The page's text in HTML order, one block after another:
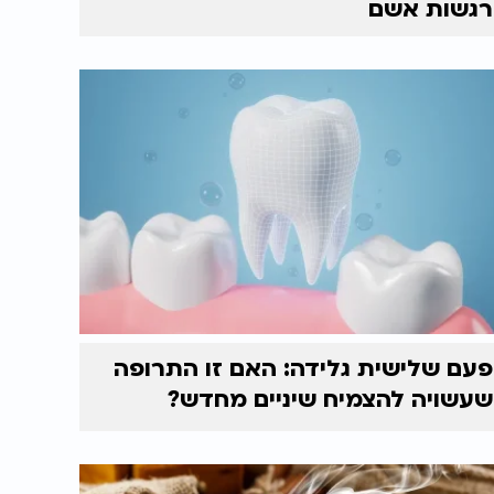
רגשות אשם
פעם שלישית גלידה: האם זו התרופה
שעשויה להצמיח שיניים מחדש?